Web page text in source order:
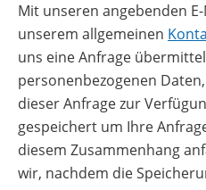
Mit unseren angebenden
unserem allgemeinen
uns eine Anfrage
personenbezogenen
dieser Anfrage zur
gespeichert um Ihre
diesem Zusammenhang
wir, nachdem die